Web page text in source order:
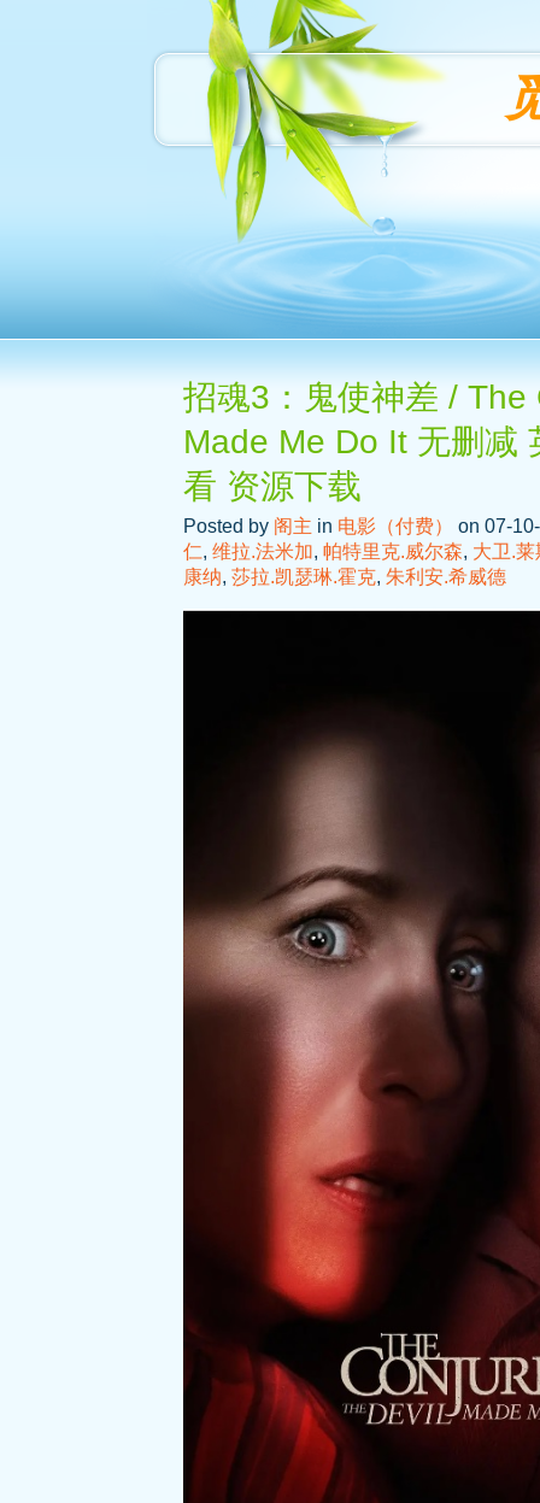
招魂3：鬼使神差 /
Made Me Do It 无删减
看 资源下载
Posted by 阁主 in 电影（付费）
on 07-
仁, 维拉.法米加, 帕特里克.威尔森, 大卫.莱
康纳, 莎拉.凯瑟琳.霍克, 朱利安.希威德